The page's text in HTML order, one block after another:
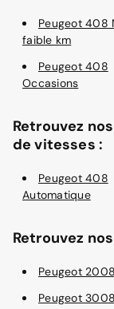
Peugeot 408
faible km
Peugeot 408
Occasions
Retrouvez
de vitesses :
Peugeot 408
Automatique
Retrouvez
Peugeot 2008
Peugeot 3008